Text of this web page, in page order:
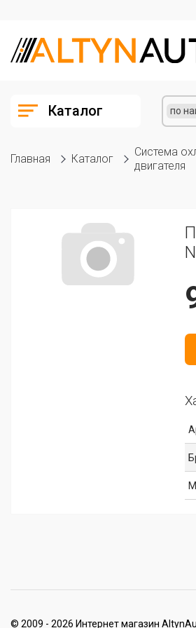
Каталог по
Главная Каталог
Система
двигателя
© 2009 - 2026 Интернет магазин